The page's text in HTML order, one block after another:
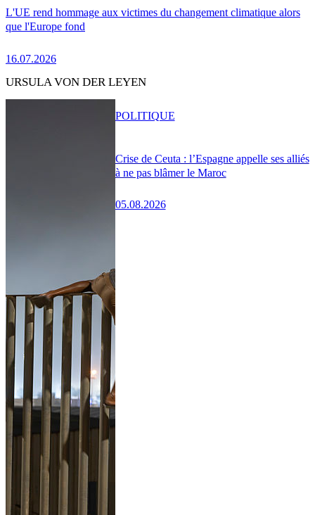
L'UE rend hommage aux victimes du changement climatique alors
que l'Europe fond
16.07.2026
URSULA VON DER LEYEN
Crise de Ceuta : l’Espagne appelle ses alliés
à ne pas blâmer le Maroc
05.08.2026
POLITIQUE